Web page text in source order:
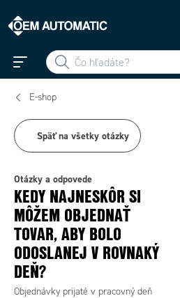
E-shop
Späť na všetky otázky
Otázky a odpovede
KEDY NAJNESKÔR SI
MÔŽEM OBJEDNAŤ
TOVAR, ABY BOLO
ODOSLANEJ V ROVNAKÝ
DEŇ?
Objednávky prijaté v pracovný deň